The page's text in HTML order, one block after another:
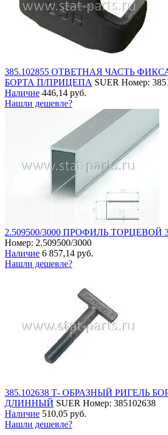
385.102855 ОТВЕТНАЯ ЧАСТЬ
БОРТА П/ПРИЦЕПА SUER Номер:
Наличие 446,14 руб.
Нашли дешевле?
2.509500/3000 ПРОФИЛЬ
Номер: 2.509500/3000
Наличие 6 857,14 руб.
Нашли дешевле?
385.102638 Т- ОБРАЗНЫЙ РИГЕЛЬ
ДЛИННЫЙ SUER Номер: 385102638
Наличие 510,05 руб.
Нашли дешевле?